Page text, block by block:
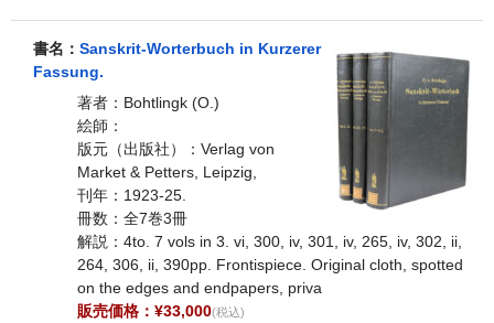
書名： Sanskrit-Worterbuch in Kurzerer
Fassung.
著者：Bohtlingk (O.)
絵師：
版元（出版社）：Verlag von
Market & Petters, Leipzig,
刊年：1923-25.
冊数：全7巻3冊
解説：4to. 7 vols in 3. vi, 300, iv, 301, iv, 265, iv, 302, ii,
264, 306, ii, 390pp. Frontispiece. Original cloth, spotted
on the edges and endpapers, priva
販売価格：¥33,000(税込)